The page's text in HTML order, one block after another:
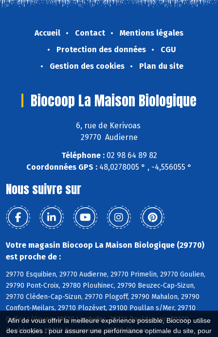
Afin de vous offrir la meilleure expérience possible, Biocoop utilise
des cookies : pour assurer une performance optimale du site, pour
Accueil Contact
Mentions légales
Protection des données
CGU
Gestion des cookies
Plan du site
Biocoop La Maison Biologique
6, rue de Kerivoas
29770 Audierne
Téléphone :02 98 64 89 82
Coordonnées GPS : 48,0278005 ° , -4,556055 °
Nous suivre sur
Votre magasin Biocoop La Maison Biologique (29770)
est proche de :
29770 Esquibien, 29770 Audierne, 29770 Primelin, 29770 Goulien,
29790 Pont-Croix, 29780 Plouhinec, 29790 Beuzec-Cap-Sizun,
29770 Cléden-Cap-Sizun, 29770 Plogoff, 29790 Mahalon, 29790
Confort-Meilars, 29710 Plozévet, 29100 Poullan s/Mer, 29710
Guiler s/Goyen, 29710 Landudec, 29710 Pouldreuzic, 29100
Pouldergat, 29100 Douarnenez, 29720 Plovan